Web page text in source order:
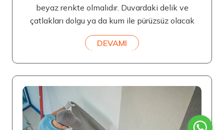
beyaz renkte olmalıdır. Duvardaki delik ve
çatlakları dolgu ya da kum ile pürüzsüz olacak
DEVAMI